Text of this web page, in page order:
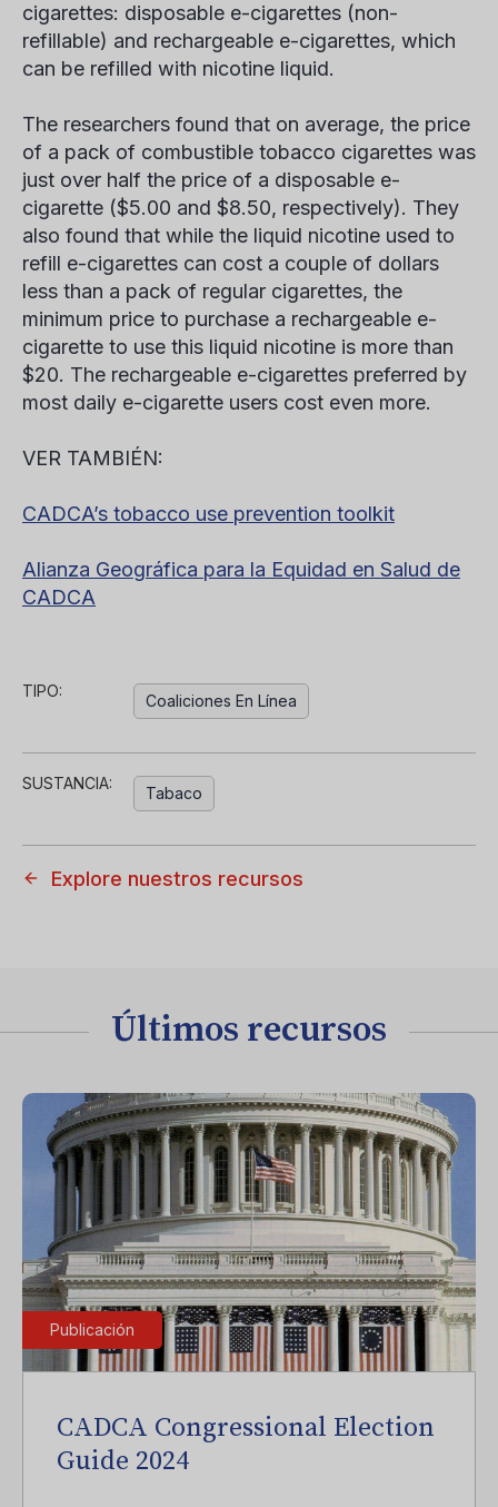
cigarettes: disposable e-cigarettes (non-
refillable) and rechargeable e-cigarettes, which
can be refilled with nicotine liquid.
The researchers found that on average, the price
of a pack of combustible tobacco cigarettes was
just over half the price of a disposable e-
cigarette ($5.00 and $8.50, respectively). They
also found that while the liquid nicotine used to
refill e-cigarettes can cost a couple of dollars
less than a pack of regular cigarettes, the
minimum price to purchase a rechargeable e-
cigarette to use this liquid nicotine is more than
$20. The rechargeable e-cigarettes preferred by
most daily e-cigarette users cost even more.
VER TAMBIÉN:
CADCA’s tobacco use prevention toolkit
Alianza Geográfica para la Equidad en Salud de
CADCA
TIPO:
Coaliciones En Línea
SUSTANCIA:
Tabaco
Explore nuestros recursos
Últimos recursos
Publicación
CADCA Congressional Election
Guide 2024